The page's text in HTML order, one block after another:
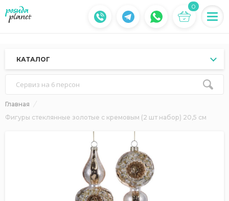
0
КАТАЛОГ
Сервиз на 6 персон
Главная
Фигуры стеклянные золотые с кремовым (2 шт набор) 20,5 см